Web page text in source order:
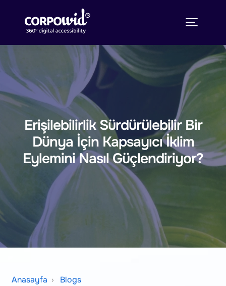
Erişilebilirlik Sürdürülebilir Bir
Dünya İçin Kapsayıcı İklim
Eylemini Nasıl Güçlendiriyor?
Anasayfa Blogs